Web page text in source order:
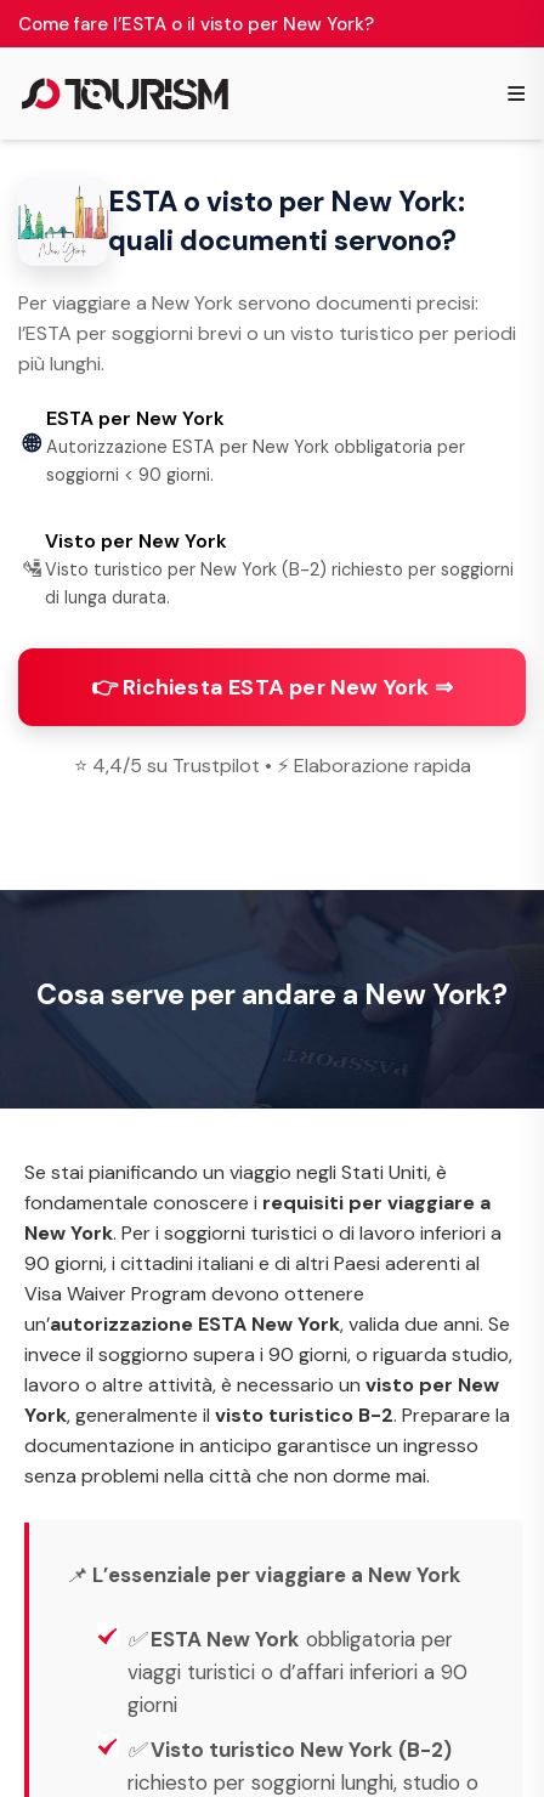
Come fare l’ESTA o il visto per New York?
≡
ESTA o visto per New York:
quali documenti servono?
Per viaggiare a New York servono documenti precisi:
l’ESTA per soggiorni brevi o un visto turistico per periodi
più lunghi.
🌐
ESTA per New York
Autorizzazione ESTA per New York obbligatoria per
soggiorni < 90 giorni.
🛂
Visto per New York
Visto turistico per New York (B-2) richiesto per soggiorni
di lunga durata.
👉 Richiesta ESTA per New York ⇒
⭐ 4,4/5 su Trustpilot • ⚡ Elaborazione rapida
Cosa serve per andare a New York?
Se stai pianificando un viaggio negli Stati Uniti, è
fondamentale conoscere i requisiti per viaggiare a
New York. Per i soggiorni turistici o di lavoro inferiori a
90 giorni, i cittadini italiani e di altri Paesi aderenti al
Visa Waiver Program devono ottenere
un’autorizzazione ESTA New York, valida due anni. Se
invece il soggiorno supera i 90 giorni, o riguarda studio,
lavoro o altre attività, è necessario un visto per New
York, generalmente il visto turistico B-2. Preparare la
documentazione in anticipo garantisce un ingresso
senza problemi nella città che non dorme mai.
📌 L’essenziale per viaggiare a New York
✅ESTA New York obbligatoria per
viaggi turistici o d’affari inferiori a 90
giorni
✅Visto turistico New York (B-2)
richiesto per soggiorni lunghi, studio o